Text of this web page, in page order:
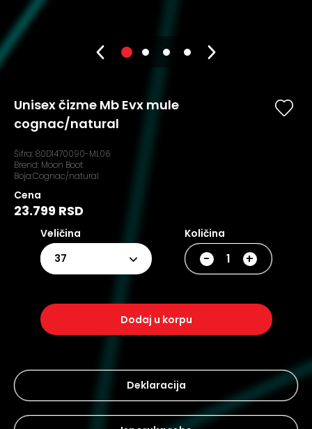
Unisex čizme Mb Evx mule
cognac/natural
Šifra:80D1470090-ML06
Brend: Moon Boot
Boja:Cognac/natural
Cena
23.799 RSD
Veličina
37
Količina
- +
dodaj u korpu
Deklaracija